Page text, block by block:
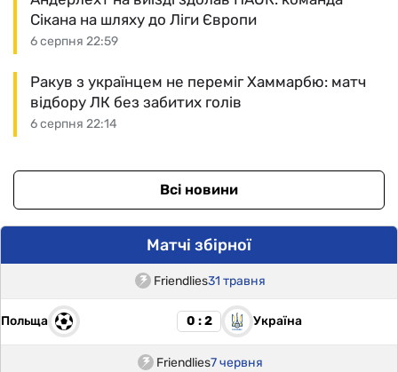
6 серпня 22:59
Сікана на шляху до Ліги Європи
6 серпня 22:14
Ракув з українцем не переміг Хаммарбю: матч
відбору ЛК без забитих голів
Всі новини
Матчі збірної
Friendlies31 травня
Польща 0 : 2 Україна
Friendlies7 червня